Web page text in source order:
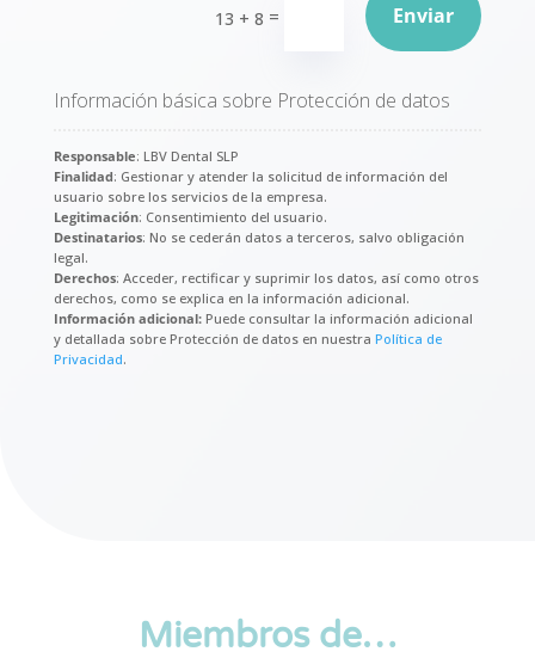
13 + 8 = Enviar
Información básica sobre Protección de datos
Responsable: LBV Dental SLP
Finalidad: Gestionar y atender la solicitud de información del
usuario sobre los servicios de la empresa.
Legitimación: Consentimiento del usuario.
Destinatarios: No se cederán datos a terceros, salvo obligación
legal.
Derechos: Acceder, rectificar y suprimir los datos, así como otros
derechos, como se explica en la información adicional.
Información adicional:Puede consultar la información adicional
y detallada sobre Protección de datos en nuestra Política de
Privacidad.
Miembros de…